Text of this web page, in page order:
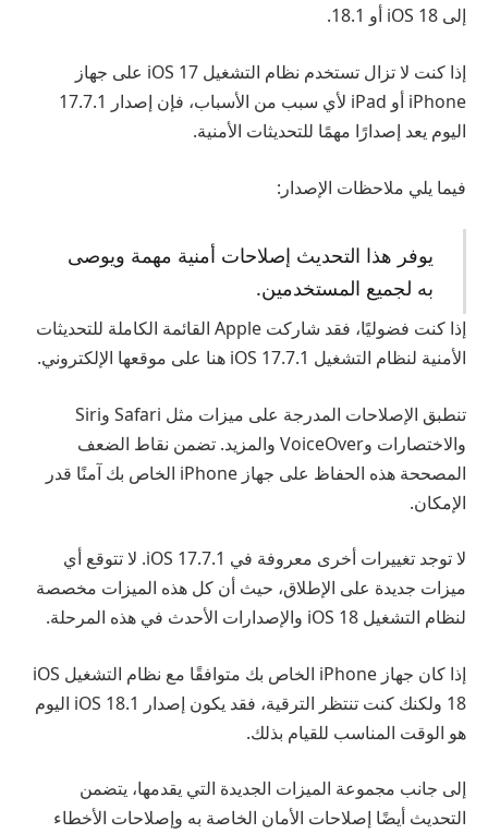
إلى iOS 18 أو 18.1.
إذا كنت لا تزال تستخدم نظام التشغيل iOS 17 على جهاز
iPhone أو iPad لأي سبب من الأسباب، فإن إصدار 17.7.1
اليوم يعد إصدارًا مهمًا للتحديثات الأمنية.
فيما يلي ملاحظات الإصدار:
يوفر هذا التحديث إصلاحات أمنية مهمة ويوصى
به لجميع المستخدمين.
إذا كنت فضوليًا، فقد شاركت Apple القائمة الكاملة للتحديثات
الأمنية لنظام التشغيل iOS 17.7.1 هنا على موقعها الإلكتروني.
تنطبق الإصلاحات المدرجة على ميزات مثل Safari وSiri
والاختصارات وVoiceOver والمزيد. تضمن نقاط الضعف
المصححة هذه الحفاظ على جهاز iPhone الخاص بك آمنًا قدر
الإمكان.
لا توجد تغييرات أخرى معروفة في iOS 17.7.1. لا تتوقع أي
ميزات جديدة على الإطلاق، حيث أن كل هذه الميزات مخصصة
لنظام التشغيل iOS 18 والإصدارات الأحدث في هذه المرحلة.
إذا كان جهاز iPhone الخاص بك متوافقًا مع نظام التشغيل iOS
18 ولكنك كنت تنتظر الترقية، فقد يكون إصدار iOS 18.1 اليوم
هو الوقت المناسب للقيام بذلك.
إلى جانب مجموعة الميزات الجديدة التي يقدمها، يتضمن
التحديث أيضًا إصلاحات الأمان الخاصة به وإصلاحات الأخطاء